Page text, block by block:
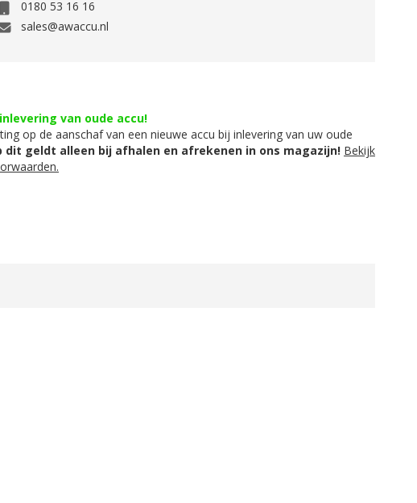
0180 53 16 16
sales@awaccu.nl
van oude accu!
op de aanschaf van een nieuwe accu bij inlevering van uw oude
dit geldt alleen bij afhalen en afrekenen in ons magazijn! Bekijk